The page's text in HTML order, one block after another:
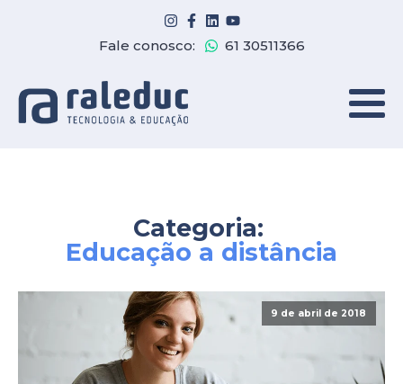
Fale conosco: 61 30511366
Categoria:
Educação a distância
9 de abril de 2018